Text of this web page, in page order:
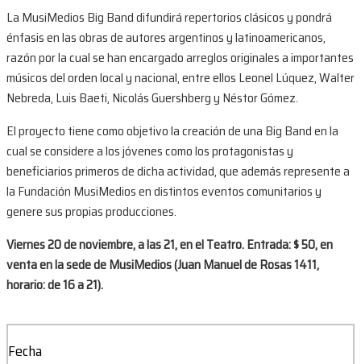
La MusiMedios Big Band difundirá repertorios clásicos y pondrá
énfasis en las obras de autores argentinos y latinoamericanos,
razón por la cual se han encargado arreglos originales a importantes
músicos del orden local y nacional, entre ellos Leonel Lúquez, Walter
Nebreda, Luis Baeti, Nicolás Guershberg y Néstor Gómez.
El proyecto tiene como objetivo la creación de una Big Band en la
cual se considere a los jóvenes como los protagonistas y
beneficiarios primeros de dicha actividad, que además represente a
la Fundación MusiMedios en distintos eventos comunitarios y
genere sus propias producciones.
Viernes 20 de noviembre, a las 21, en el Teatro. Entrada: $ 50, en
venta en la sede de MusiMedios (Juan Manuel de Rosas 1411,
horario: de 16 a 21).
Fecha